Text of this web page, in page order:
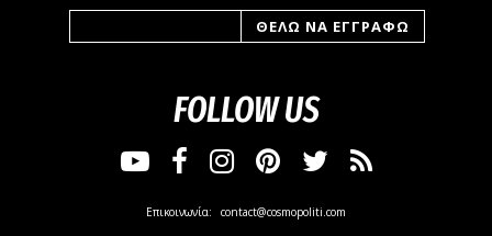
FOLLOW US
Επικοινωνία: contact@cosmopoliti.com